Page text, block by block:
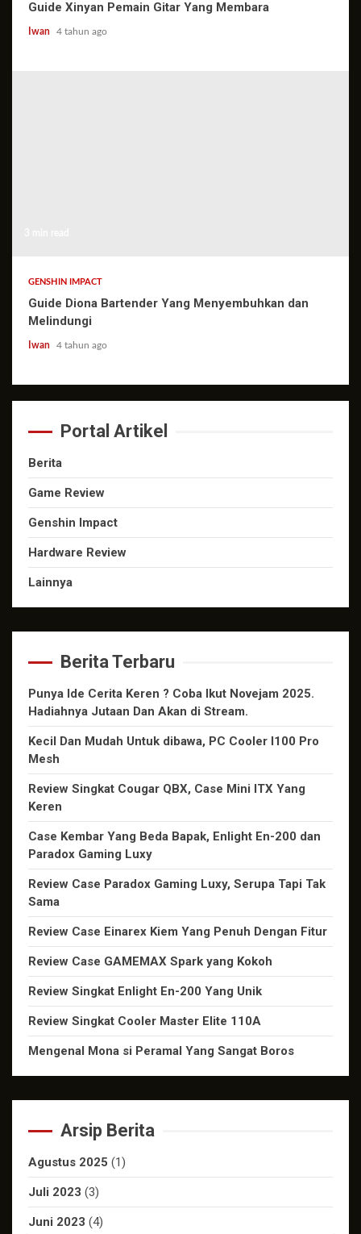
Guide Xinyan Pemain Gitar Yang Membara
Iwan 4 tahun ago
GENSHIN IMPACT
Guide Diona Bartender Yang Menyembuhkan dan
Melindungi
Iwan 4 tahun ago
Portal Artikel
Berita
Game Review
Genshin Impact
Hardware Review
Lainnya
Berita Terbaru
Punya Ide Cerita Keren ? Coba Ikut Novejam 2025.
Hadiahnya Jutaan Dan Akan di Stream.
Kecil Dan Mudah Untuk dibawa, PC Cooler I100 Pro
Mesh
Review Singkat Cougar QBX, Case Mini ITX Yang
Keren
Case Kembar Yang Beda Bapak, Enlight En-200 dan
Paradox Gaming Luxy
Review Case Paradox Gaming Luxy, Serupa Tapi Tak
Sama
Review Case Einarex Kiem Yang Penuh Dengan Fitur
Review Case GAMEMAX Spark yang Kokoh
Review Singkat Enlight En-200 Yang Unik
Review Singkat Cooler Master Elite 110A
Mengenal Mona si Peramal Yang Sangat Boros
Arsip Berita
Agustus 2025 (1)
Juli 2023 (3)
Juni 2023 (4)